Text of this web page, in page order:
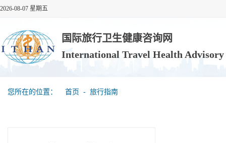
2026-08-07 星期五
国际旅行卫生健康咨询网
International Travel Health
您所在的位置： 首页 ‐ 旅行指南